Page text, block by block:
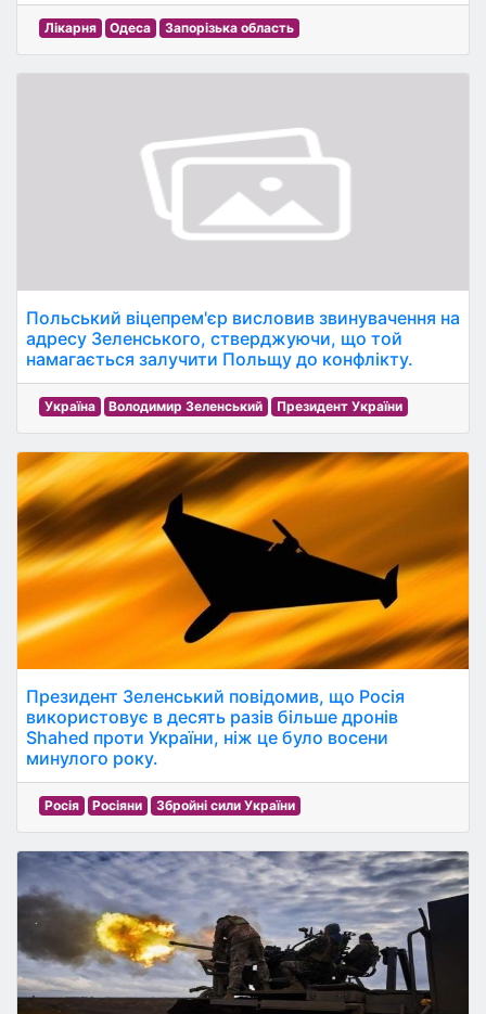
Лікарня Одеса Запорізька область
Польський віцепрем'єр висловив звинувачення на
адресу Зеленського, стверджуючи, що той
намагається залучити Польщу до конфлікту.
Україна Володимир Зеленський Президент України
Президент Зеленський повідомив, що Росія
використовує в десять разів більше дронів
Shahed проти України, ніж це було восени
минулого року.
Росія Росіяни Збройні сили України